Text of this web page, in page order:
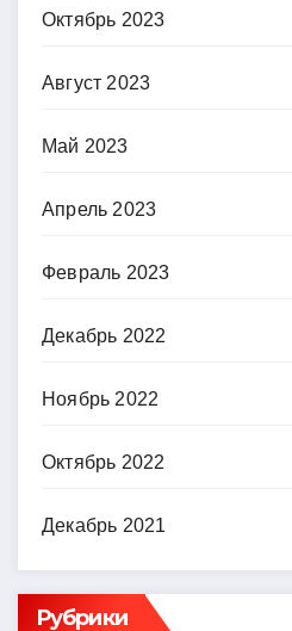
Октябрь 2023
Август 2023
Май 2023
Апрель 2023
Февраль 2023
Декабрь 2022
Ноябрь 2022
Октябрь 2022
Декабрь 2021
Рубрики